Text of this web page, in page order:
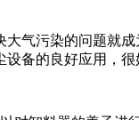
气污染的问题就
备的良好应用，很